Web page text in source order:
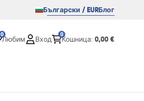
Български / EURБлог
0
Любим Вход
0
Кошница: 0,00 €